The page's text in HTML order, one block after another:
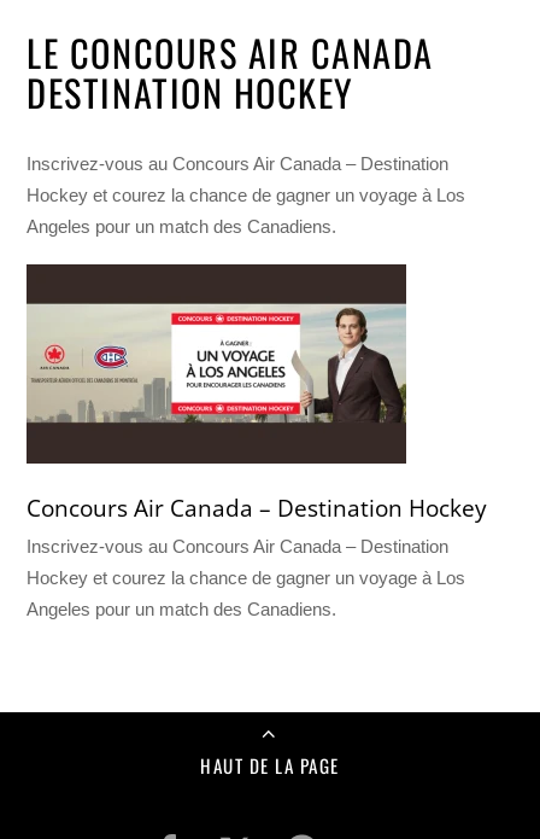
LE CONCOURS AIR CANADA
DESTINATION HOCKEY
Inscrivez-vous au Concours Air Canada – Destination
Hockey et courez la chance de gagner un voyage à Los
Angeles pour un match des Canadiens.
Concours Air Canada – Destination Hockey
Inscrivez-vous au Concours Air Canada – Destination
Hockey et courez la chance de gagner un voyage à Los
Angeles pour un match des Canadiens.
HAUT DE LA PAGE